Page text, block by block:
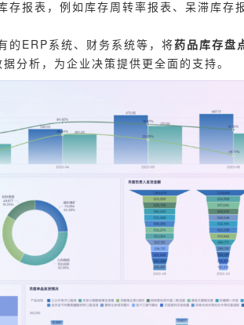
报表，例如库存周转率报表、呆滞库存报
的ERP系统、财务系统等，将药品库存盘
分析，为企业决策提供更全面的支持。